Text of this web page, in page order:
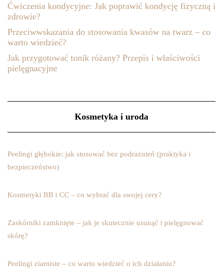
Ćwiczenia kondycyjne: Jak poprawić kondycję fizyczną i
zdrowie?
Przeciwwskazania do stosowania kwasów na twarz – co
warto wiedzieć?
Jak przygotować tonik różany? Przepis i właściwości
pielęgnacyjne
Kosmetyka i uroda
Peelingi głębokie: jak stosować bez podrażnień (praktyka i
bezpieczeństwo)
Kosmetyki BB i CC – co wybrać dla swojej cery?
Zaskórniki zamknięte – jak je skutecznie usunąć i pielęgnować
skórę?
Peelingi ziarniste – co warto wiedzieć o ich działaniu?